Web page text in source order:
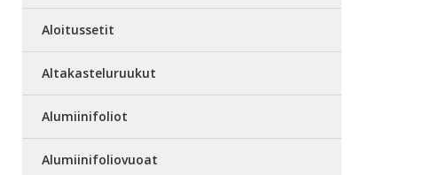
Aloitussetit
Altakasteluruukut
Alumiinifoliot
Alumiinifoliovuoat